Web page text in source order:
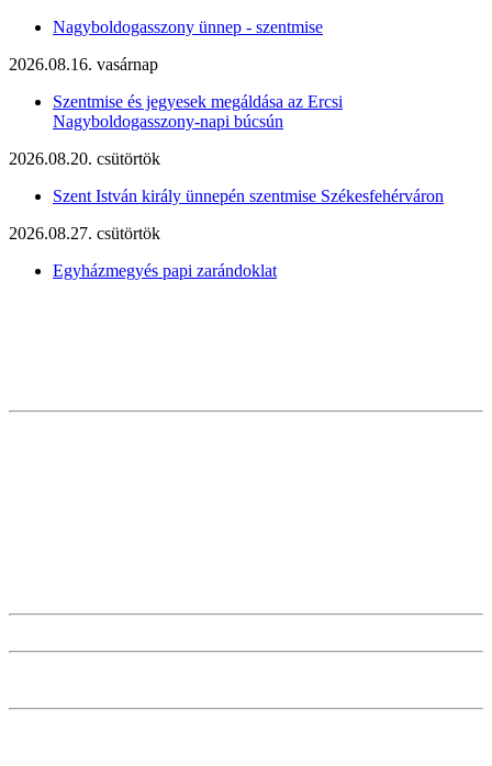
Nagyboldogasszony ünnep - szentmise
2026.08.16. vasárnap
Szentmise és jegyesek megáldása az Ercsi
Nagyboldogasszony-napi búcsún
2026.08.20. csütörtök
Szent István király ünnepén szentmise Székesfehérváron
2026.08.27. csütörtök
Egyházmegyés papi zarándoklat